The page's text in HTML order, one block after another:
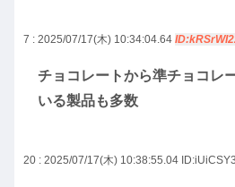
7 : 2025/07/17(木) 10:34:04.64
チョコレートから準チョコレ
いる製品も多数
20 : 2025/07/17(木) 10:38:55.04